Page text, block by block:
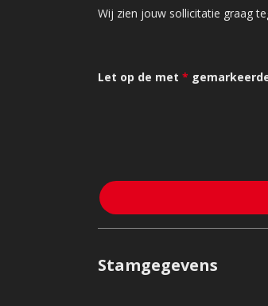
Wij zien jouw sollicitatie graag
Let op de met *
Stamgegevens